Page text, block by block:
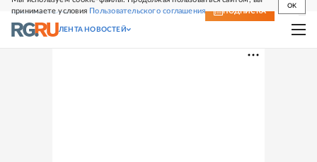
принимаете условия Пользовательского соглашения
OK
СВЕЖИЙ НОМЕР ПОДПИСКА
ЛЕНТА НОВОСТЕЙ